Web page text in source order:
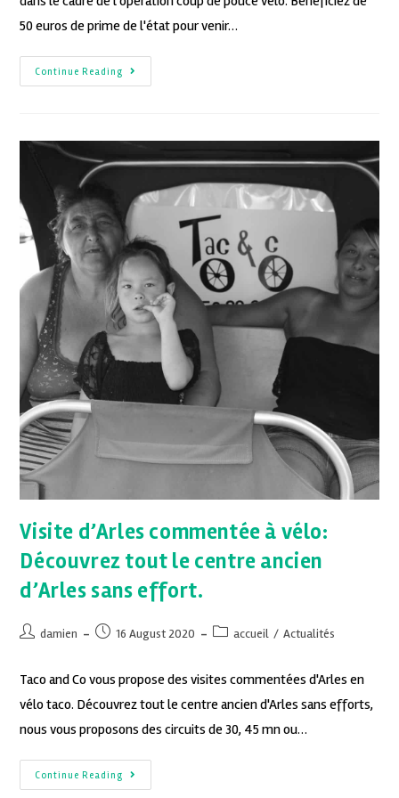
50 euros de prime de l'état pour venir…
Continue Reading
Visite d’Arles commentée à vélo:
Découvrez tout le centre ancien
d’Arles sans effort.
damien 16 August 2020 accueil / Actualités
Taco and Co vous propose des visites commentées d'Arles en
vélo taco. Découvrez tout le centre ancien d'Arles sans efforts,
nous vous proposons des circuits de 30, 45 mn ou…
Continue Reading